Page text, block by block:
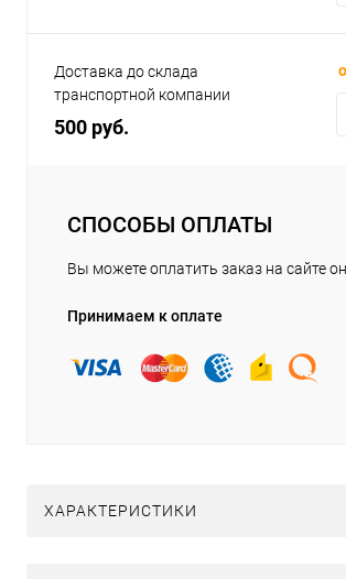
Доставка до склада
транспортной компании
500 руб.
СПОСОБЫ ОПЛАТЫ
Вы можете оплатить заказ на сайте
Принимаем к оплате
ХАРАКТЕРИСТИКИ